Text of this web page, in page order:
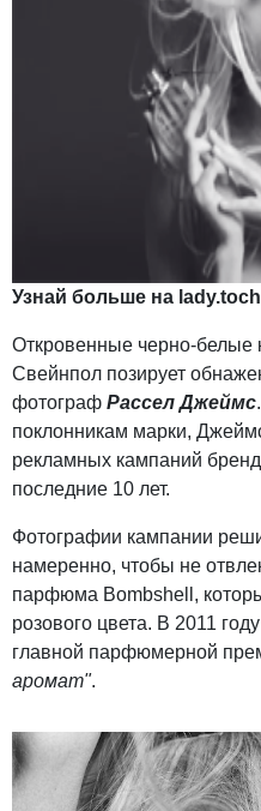
Узнай больше на
Откровенные черно-белые
Свейнпол позирует
фотограф Рассел Джеймс
поклонникам марки,
рекламных кампаний
последние 10 лет.
Фотографии кампании
намеренно, чтобы не
парфюма Bombshell,
розового цвета. В 2011
главной парфюмерной
аромат".